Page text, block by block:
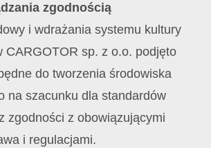
zgodnością
i wdrażania systemu kultury
CARGOTOR sp. z o.o. podjęto
do tworzenia środowiska
na szacunku dla standardów
zgodności z obowiązującymi
i regulacjami.